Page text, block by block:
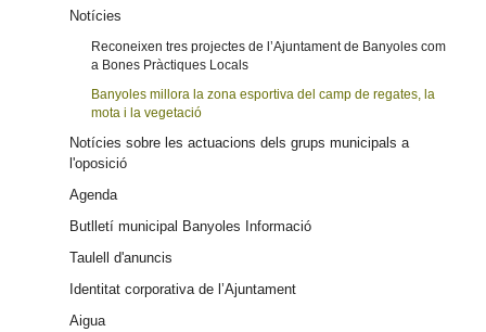
Notícies
Reconeixen tres projectes de l’Ajuntament de Banyoles com
a Bones Pràctiques Locals
Banyoles millora la zona esportiva del camp de regates, la
mota i la vegetació
Notícies sobre les actuacions dels grups municipals a
l'oposició
Agenda
Butlletí municipal Banyoles Informació
Taulell d'anuncis
Identitat corporativa de l’Ajuntament
Aigua